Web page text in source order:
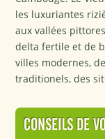
les luxuriantes
aux vallées
delta fertile et de
villes modernes,
traditionels, des
CONSEILS DE